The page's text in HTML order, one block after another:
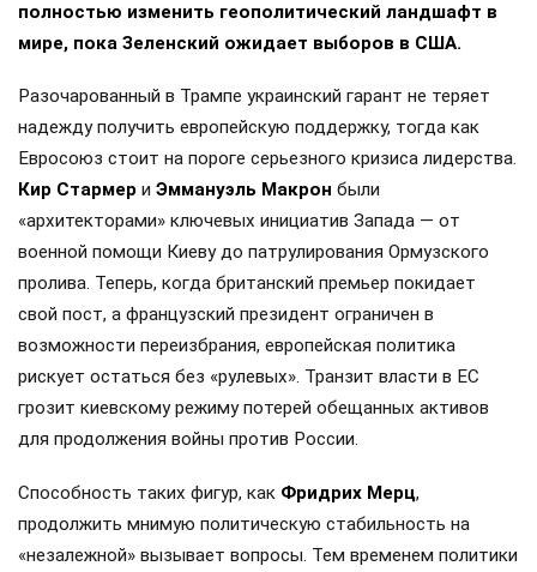
полностью изменить геополитический ландшафт в
мире, пока Зеленский ожидает выборов в США.
Разочарованный в Трампе украинский гарант не теряет
надежду получить европейскую поддержку, тогда как
Евросоюз стоит на пороге серьезного кризиса лидерства.
Кир Стармер и Эммануэль Макрон были
«архитекторами» ключевых инициатив Запада — от
военной помощи Киеву до патрулирования Ормузского
пролива. Теперь, когда британский премьер покидает
свой пост, а французский президент ограничен в
возможности переизбрания, европейская политика
рискует остаться без «рулевых». Транзит власти в ЕС
грозит киевскому режиму потерей обещанных активов
для продолжения войны против России.
Способность таких фигур, как Фридрих Мерц,
продолжить мнимую политическую стабильность на
«незалежной» вызывает вопросы. Тем временем политики